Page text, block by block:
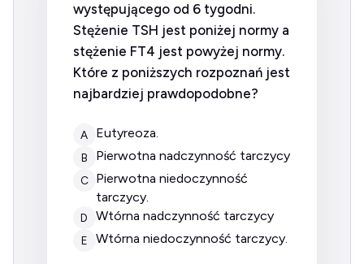
występującego od 6 tygodni.
Stężenie TSH jest poniżej normy a
stężenie FT4 jest powyżej normy.
Które z poniższych rozpoznań jest
najbardziej prawdopodobne?
A eutyreoza.
B pierwotna nadczynność tarczycy
C
pierwotna niedoczynność
tarczycy.
D wtórna nadczynność tarczycy
E wtórna niedoczynność tarczycy.